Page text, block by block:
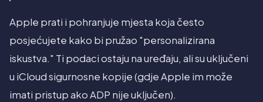
Apple prati i pohranjuje mjesta koja često
posjećujete kako bi pružao "personalizirana
iskustva." Ti podaci ostaju na uređaju, ali su uključeni
u iCloud sigurnosne kopije (gdje Apple im može
imati pristup ako ADP nije uključen).